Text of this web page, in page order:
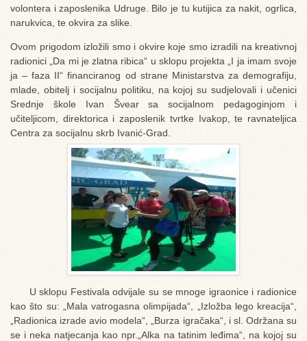
volontera i zaposlenika Udruge. Bilo je tu kutijica za nakit, ogrlica,
narukvica, te okvira za slike.
Ovom prigodom izložili smo i okvire koje smo izradili na kreativnoj
radionici „Da mi je zlatna ribica“ u sklopu projekta „I ja imam svoje
ja – faza II“ financiranog od strane Ministarstva za demografiju,
mlade, obitelj i socijalnu politiku, na kojoj su sudjelovali i učenici
Srednje škole Ivan Švear sa socijalnom pedagoginjom i
učiteljicom, direktorica i zaposlenik tvrtke Ivakop, te ravnateljica
Centra za socijalnu skrb Ivanić-Grad.
U sklopu Festivala odvijale su se mnoge igraonice i radionice
kao što su: „Mala vatrogasna olimpijada“, „Izložba lego kreacija“,
„Radionica izrade avio modela“, „Burza igračaka“, i sl. Održana su
se i neka natjecanja kao npr.„Alka na tatinim leđima“, na kojoj su